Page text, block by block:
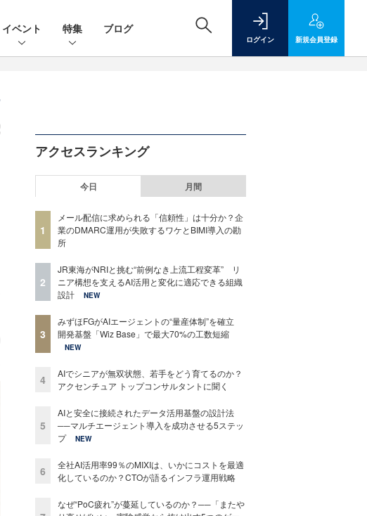
イベント 特集 ブログ
ログイン 新規会員登録
アクセスランキング
今日 月間
1
メール配信に求められる「信頼性」は十分か？企
業のDMARC運用が失敗するワケとBIMI導入の勘
所
2
JR東海がNRIと挑む“前例なき上流工程変革” リ
ニア構想を支えるAI活用と変化に適応できる組織
設計
NEW
3
みずほFGがAIエージェントの“量産体制”を確立
開発基盤「Wiz Base」で最大70%の工数短縮
NEW
4
AIでシニアが無双状態、若手をどう育てるのか？
アクセンチュア トップコンサルタントに聞く
5
AIと安全に接続されたデータ活用基盤の設計法
──マルチエージェント導入を成功させる5ステッ
プ
NEW
6
全社AI活用率99％のMIXIは、いかにコストを最適
化しているのか？CTOが語るインフラ運用戦略
なぜ“PoC疲れ”が蔓延しているのか？──「またや